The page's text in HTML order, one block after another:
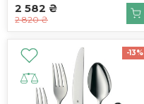
2 582 ₴
2 820 ₴
-13%